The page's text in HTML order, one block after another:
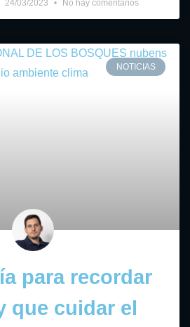
24/03/2023 No hay comentarios
NOTICIAS
para recordar
que cuidar el